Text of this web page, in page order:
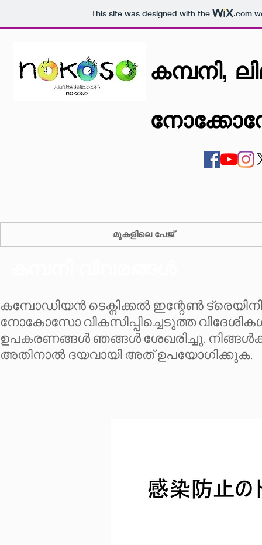
This site was designed with the .com
കമ്പനി,
മുകളിലെ പേജ്
​കമ്പോഡിയൻ ടെക്നിക്കൽ ഇന്റേൺ
നോകോസോ വികസിപ്പിച്ചെടുത്ത
ഉപകരണങ്ങൾ ഞങ്ങൾ ശേഖരിച്ചു.
അതിനാൽ ദയവായി അത് ഉപയോഗിക്കുക.